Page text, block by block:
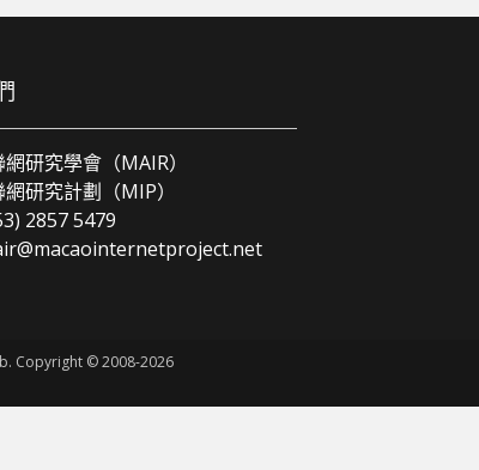
研究學會（MAIR）
研究計劃（MIP）
2857 5479
Copyright © 2008-2026